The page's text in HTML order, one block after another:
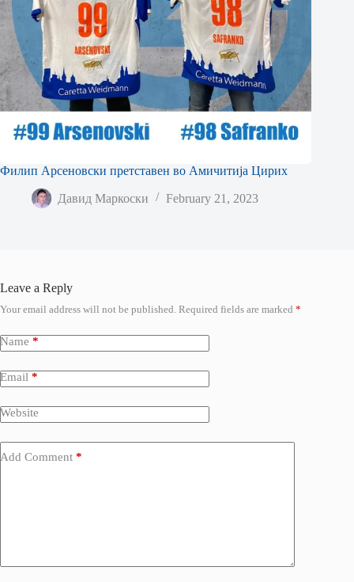
Филип Арсеновски претставен во Амичитија Цирих
Давид Маркоски February 21, 2023
Leave a Reply
Your email address will not be published. Required fields are marked *
Name *
Email *
Website
Add Comment *